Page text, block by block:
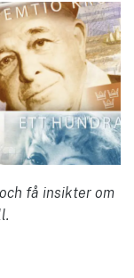
få insikter om